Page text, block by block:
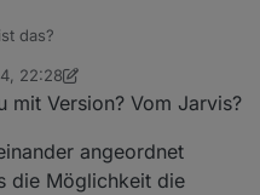
das?
22:28
mit Version? Vom Jarvis?
angeordnet
die Möglichkeit die